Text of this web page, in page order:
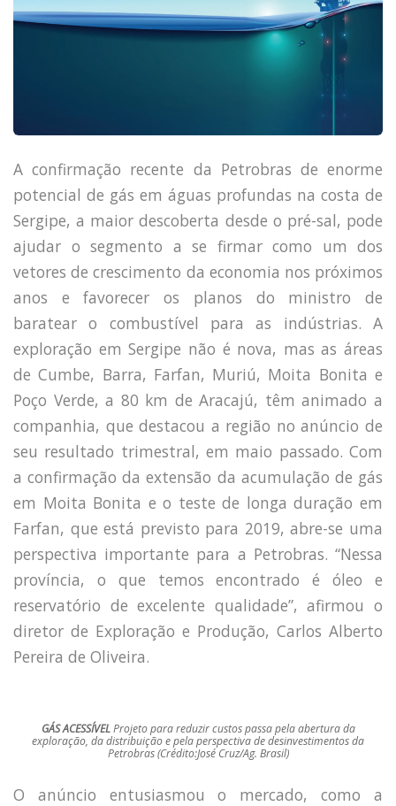
Pigou e poluição
Ronald Coase e Poluição
A confirmação recente da Petrobras de enorme
potencial de gás em águas profundas na costa de
Sergipe, a maior descoberta desde o pré-sal, pode
ajudar o segmento a se firmar como um dos
vetores de crescimento da economia nos próximos
anos e favorecer os planos do ministro de
baratear o combustível para as indústrias. A
exploração em Sergipe não é nova, mas as áreas
de Cumbe, Barra, Farfan, Muriú, Moita Bonita e
Poço Verde, a 80 km de Aracajú, têm animado a
companhia, que destacou a região no anúncio de
seu resultado trimestral, em maio passado. Com
a confirmação da extensão da acumulação de gás
em Moita Bonita e o teste de longa duração em
Farfan, que está previsto para 2019, abre-se uma
perspectiva importante para a Petrobras. “Nessa
província, o que temos encontrado é óleo e
reservatório de excelente qualidade”, afirmou o
diretor de Exploração e Produção, Carlos Alberto
Pereira de Oliveira.
GÁS ACESSÍVEL Projeto para reduzir custos passa pela abertura da
exploração, da distribuição e pela perspectiva de desinvestimentos da
Petrobras (Crédito:José Cruz/Ag. Brasil)
O anúncio entusiasmou o mercado, como a